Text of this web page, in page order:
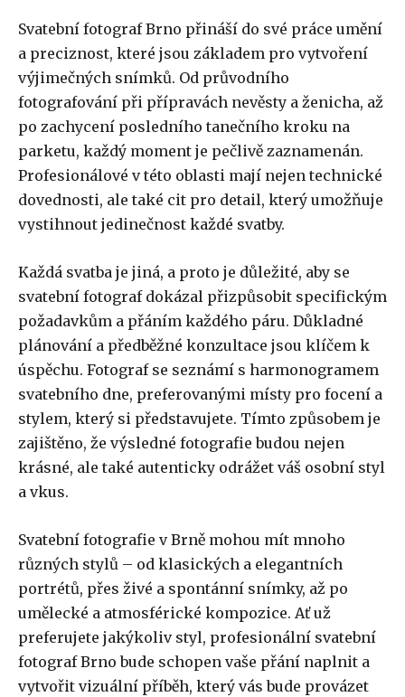
Svatební fotograf Brno přináší do své práce umění
a preciznost, které jsou základem pro vytvoření
výjimečných snímků. Od průvodního
fotografování při přípravách nevěsty a ženicha, až
po zachycení posledního tanečního kroku na
parketu, každý moment je pečlivě zaznamenán.
Profesionálové v této oblasti mají nejen technické
dovednosti, ale také cit pro detail, který umožňuje
vystihnout jedinečnost každé svatby.
Každá svatba je jiná, a proto je důležité, aby se
svatební fotograf dokázal přizpůsobit specifickým
požadavkům a přáním každého páru. Důkladné
plánování a předběžné konzultace jsou klíčem k
úspěchu. Fotograf se seznámí s harmonogramem
svatebního dne, preferovanými místy pro focení a
stylem, který si představujete. Tímto způsobem je
zajištěno, že výsledné fotografie budou nejen
krásné, ale také autenticky odrážet váš osobní styl
a vkus.
Svatební fotografie v Brně mohou mít mnoho
různých stylů – od klasických a elegantních
portrétů, přes živé a spontánní snímky, až po
umělecké a atmosférické kompozice. Ať už
preferujete jakýkoliv styl, profesionální svatební
fotograf Brno bude schopen vaše přání naplnit a
vytvořit vizuální příběh, který vás bude provázet